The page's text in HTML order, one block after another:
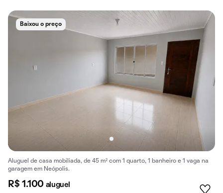
Baixou o preço
Aluguel de casa mobiliada, de 45 m² com 1 quarto, 1 banheiro e 1 vaga na
garagem em Neópolis.
R$ 1.100 aluguel